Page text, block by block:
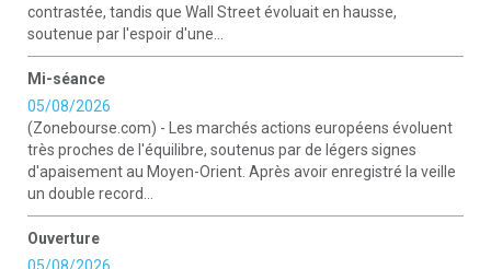
contrastée, tandis que Wall Street évoluait en hausse,
soutenue par l'espoir d'une...
Mi-séance
05/08/2026
(Zonebourse.com) - Les marchés actions européens évoluent
très proches de l'équilibre, soutenus par de légers signes
d'apaisement au Moyen-Orient. Après avoir enregistré la veille
un double record...
Ouverture